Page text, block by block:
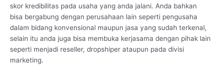
skor kredibilitas pada usaha yang anda jalani. Anda bahkan
bisa bergabung dengan perusahaan lain seperti pengusaha
dalam bidang konvensional maupun jasa yang sudah terkenal,
selain itu anda juga bisa membuka kerjasama dengan pihak lain
seperti menjadi reseller, dropshiper ataupun pada divisi
marketing.